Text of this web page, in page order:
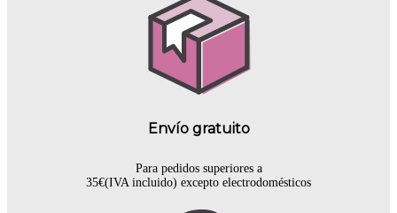
Envío gratuito
Para pedidos superiores a
35€(IVA incluido) excepto electrodomésticos